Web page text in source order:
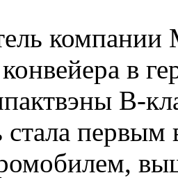
компании
конвейера в
B-
стала